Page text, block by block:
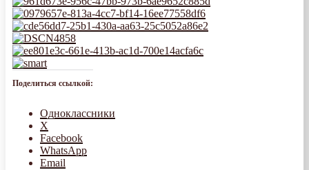
Поделиться ссылкой:
Одноклассники
X
Facebook
WhatsApp
Email